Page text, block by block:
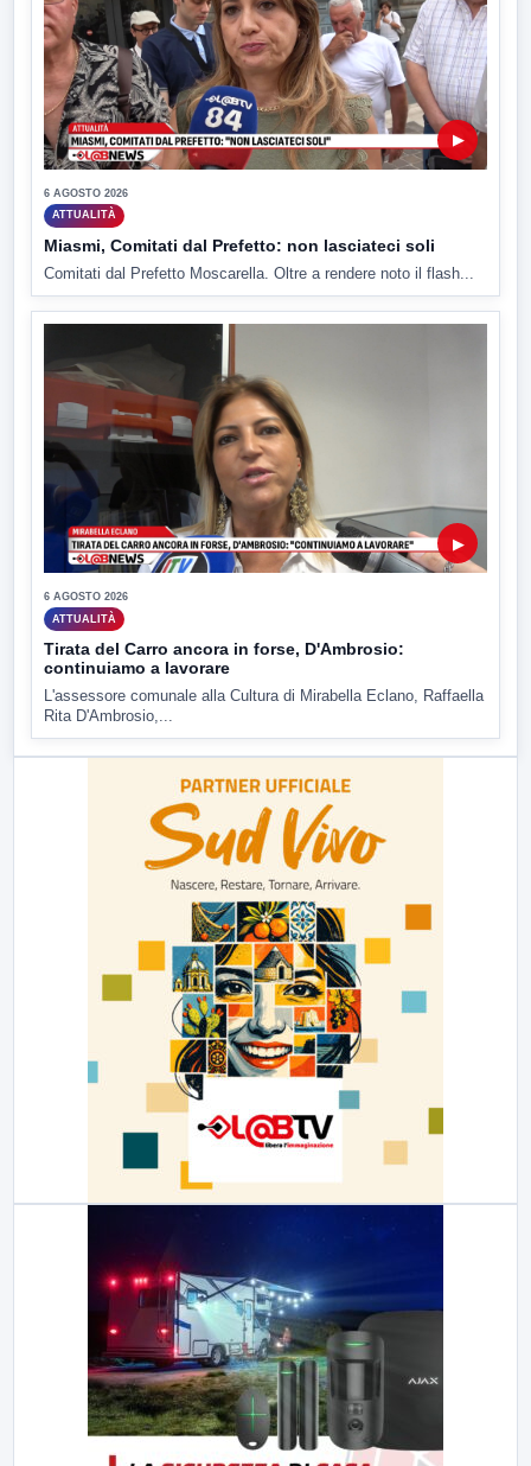
▶
6 AGOSTO 2026
ATTUALITÀ
Miasmi, Comitati dal Prefetto: non lasciateci soli
Comitati dal Prefetto Moscarella. Oltre a rendere noto il flash...
▶
6 AGOSTO 2026
ATTUALITÀ
Tirata del Carro ancora in forse, D'Ambrosio:
continuiamo a lavorare
L'assessore comunale alla Cultura di Mirabella Eclano, Raffaella
Rita D'Ambrosio,...